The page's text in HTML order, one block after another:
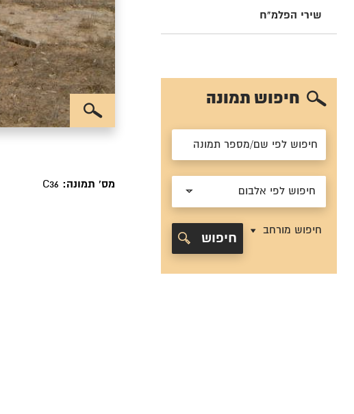
שירי הפלמ"ח
חיפוש תמונה
חיפוש לפי אלבום
חיפוש מורחב
חיפוש
מס' תמונה: